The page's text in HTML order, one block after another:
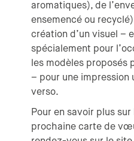
aromatiques), de
ensemencé ou
création d’un visuel –
spécialement pour
les modèles proposés
– pour une impression
verso.
Pour en savoir plus
prochaine carte de